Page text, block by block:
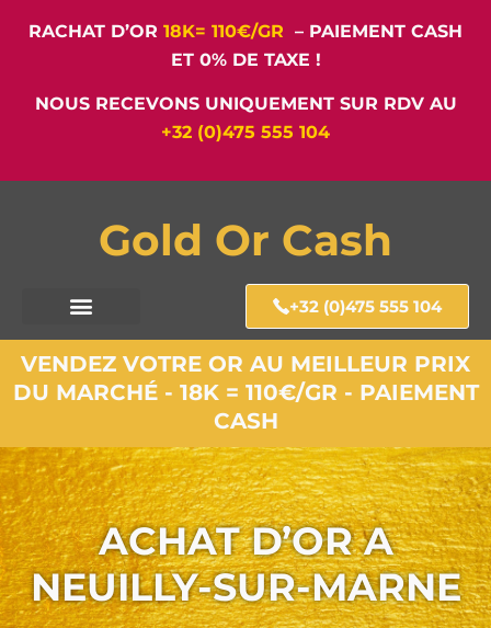
RACHAT D’OR 18K= 110€/GR – PAIEMENT CASH
ET 0% DE TAXE !
NOUS RECEVONS UNIQUEMENT SUR RDV AU
+32 (0)475 555 104
Gold Or Cash
+32 (0)475 555 104
VENDEZ VOTRE OR AU MEILLEUR PRIX
DU MARCHÉ - 18K = 110€/GR - PAIEMENT
CASH
ACHAT D’OR A
NEUILLY-SUR-MARNE